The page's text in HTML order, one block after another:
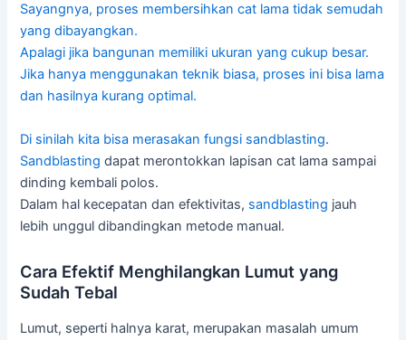
Sayangnya, proses membersihkan cat lama tidak semudah
yang dibayangkan.
Apalagi jika bangunan memiliki ukuran yang cukup besar.
Jika hanya menggunakan teknik biasa, proses ini bisa lama
dan hasilnya kurang optimal.
Di sinilah kita bisa merasakan fungsi sandblasting.
Sandblasting dapat merontokkan lapisan cat lama sampai
dinding kembali polos.
Dalam hal kecepatan dan efektivitas, sandblasting jauh
lebih unggul dibandingkan metode manual.
Cara Efektif Menghilangkan Lumut yang
Sudah Tebal
Lumut, seperti halnya karat, merupakan masalah umum